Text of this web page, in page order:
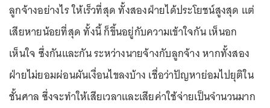
ลูกจ้างอย่างไร ให้เร็วที่สุด ทั้งสองฝ่ายได้ประโยชน์สูงสุด แต่
เสียหายน้อยที่สุด ทั้งนี้ ก็ขึ้นอยู่กับความเข้าใจกัน เห็นอก
เห็นใจ ซึ่งกันและกัน ระหว่างนายจ้างกับลูกจ้าง หากทั้งสอง
ฝ่ายไม่ยอมผ่อนผันเงื่อนไขลงบ้าง เชื่อว่าปัญหาย่อมไปยุติใน
ชั้นศาล ซึ่งจะทำให้เสียเวลาและเสียค่าใช้จ่ายเป็นจำนวนมาก